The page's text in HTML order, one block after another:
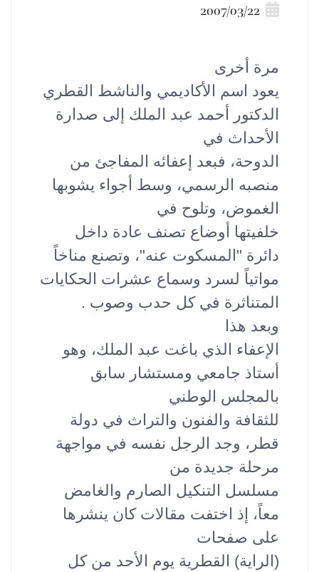
2007/03/22
مرة أخرى
يعود اسم الأكاديمي والناشط القطري
الدكتور أحمد عبد الملك إلى صدارة
الأحداث في
الدوحة، فبعد إعفائه المفاجئ من
منصبه الرسمي، وسط أجواء يشوبها
الغموض، وتلوح في
خلفيتها أوضاع تصنف عادة داخل
دائرة "المسكوت عنه"، وتصنع مناخاً
مواتياً لسرد وسماع عشرات الحكايات
المتناثرة في كل حدب وصوب .
وبعد هذا
الإعفاء الذي باغت عبد الملك، وهو
أستاذ جامعي ومستشار سابق
بالمجلس الوطني
للثقافة والفنون والتراث في دولة
قطر، وجد الرجل نفسه في مواجهة
مرحلة جديدة من
مسلسل التنكيل الصارم والغامض
معاً، إذ اختفت مقالات كان ينشرها
على صفحات
(الراية) القطرية يوم الأحد من كل